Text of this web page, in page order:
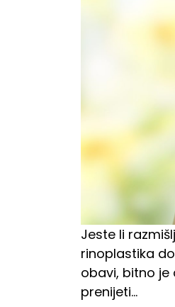
Jeste li
rinoplastika
obavi, bitno
prenijeti…